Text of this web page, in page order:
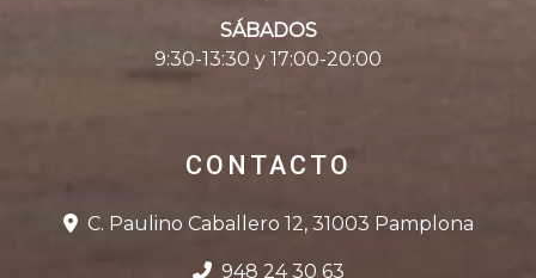
SÁBADOS
9:30-13:30 y 17:00-20:00
CONTACTO
C. Paulino Caballero 12, 31003 Pamplona
948 24 30 63